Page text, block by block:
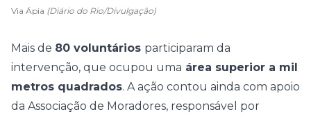
Via Ápia (Diário do Rio/Divulgação)
Mais de 80 voluntários participaram da
intervenção, que ocupou uma área superior a mil
metros quadrados. A ação contou ainda com apoio
da Associação de Moradores, responsável por